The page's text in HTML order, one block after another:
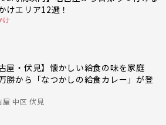
けエリア12選！
け
古屋・伏見】懐かしい給食の味を家庭
勝から「なつかしの給食カレー」が登
屋 中区 伏見